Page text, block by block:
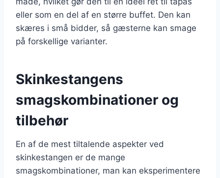
eller som en del af en større buffet. Den kan
skæres i små bidder, så gæsterne kan smage
på forskellige varianter.
Skinkestangens
smagskombinationer og
tilbehør
En af de mest tiltalende aspekter ved
skinkestangen er de mange
smagskombinationer, man kan eksperimentere